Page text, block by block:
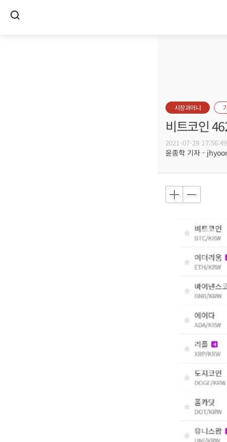
시장과머니
비트코인
2021-07-29 17:56:49
윤종학 기자 -